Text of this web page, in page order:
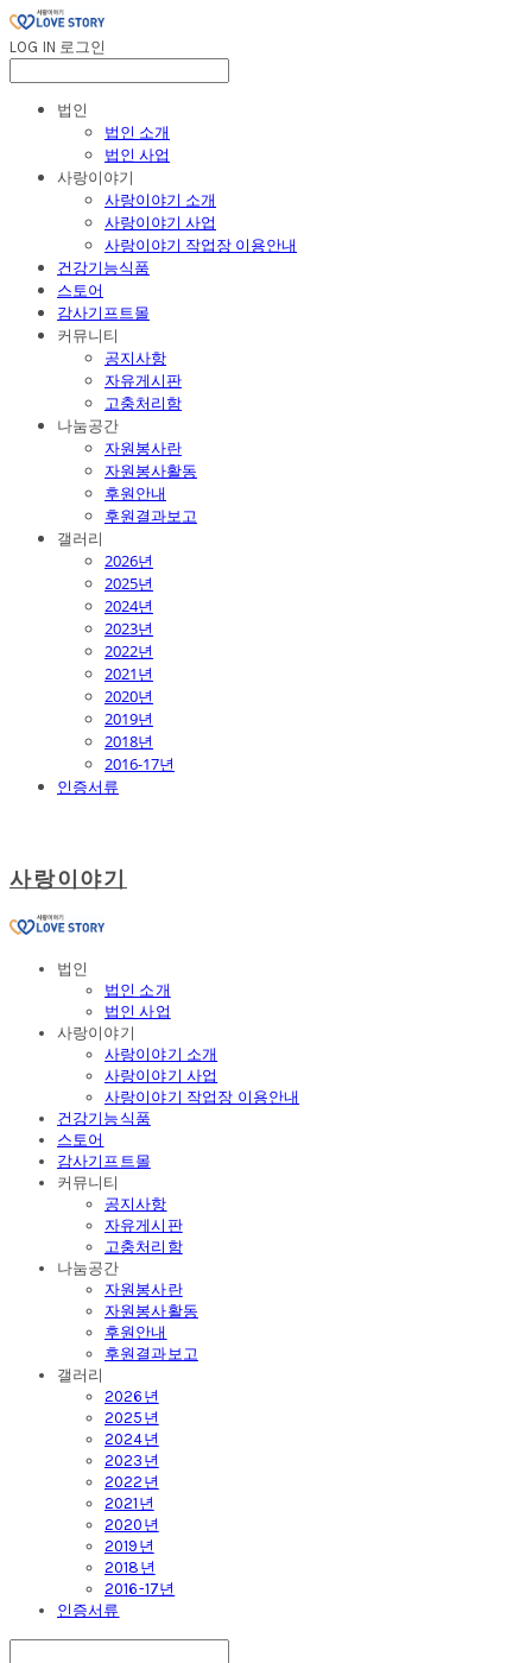
LOG IN 로그인
법인
법인 소개
법인 사업
사랑이야기
사랑이야기 소개
사랑이야기 사업
사랑이야기 작업장 이용안내
건강기능식품
스토어
감사기프트몰
커뮤니티
공지사항
자유게시판
고충처리함
나눔공간
자원봉사란
자원봉사활동
후원안내
후원결과보고
갤러리
2026년
2025년
2024년
2023년
2022년
2021년
2020년
2019년
2018년
2016-17년
인증서류
사랑이야기
법인
법인 소개
법인 사업
사랑이야기
사랑이야기 소개
사랑이야기 사업
사랑이야기 작업장 이용안내
건강기능식품
스토어
감사기프트몰
커뮤니티
공지사항
자유게시판
고충처리함
나눔공간
자원봉사란
자원봉사활동
후원안내
후원결과보고
갤러리
2026년
2025년
2024년
2023년
2022년
2021년
2020년
2019년
2018년
2016-17년
인증서류